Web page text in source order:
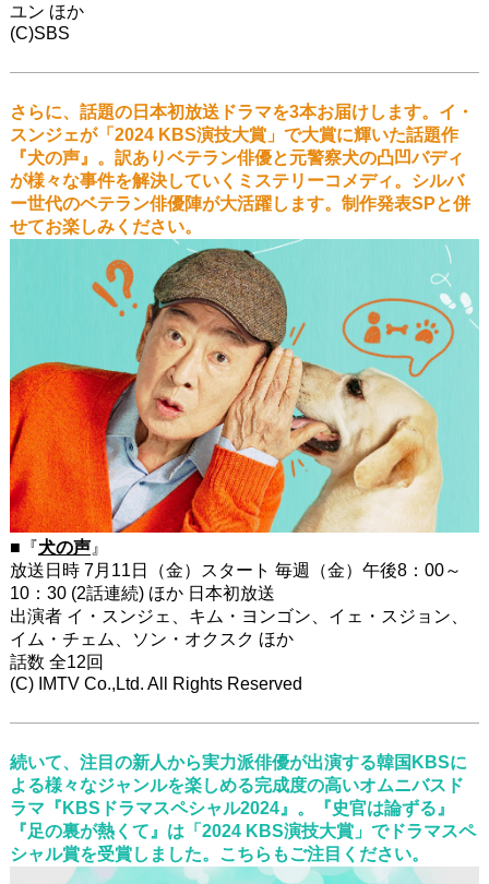
ユン ほか
(C)SBS
さらに、話題の日本初放送ドラマを3本お届けします。イ・
スンジェが「2024 KBS演技大賞」で大賞に輝いた話題作
『犬の声』。訳ありベテラン俳優と元警察犬の凸凹バディ
が様々な事件を解決していくミステリーコメディ。シルバ
ー世代のベテラン俳優陣が大活躍します。制作発表SPと併
せてお楽しみください。
■『犬の声』
放送日時 7月11日（金）スタート 毎週（金）午後8：00～
10：30 (2話連続) ほか 日本初放送
出演者 イ・スンジェ、キム・ヨンゴン、イェ・スジョン、
イム・チェム、ソン・オクスク ほか
話数 全12回
(C) IMTV Co.,Ltd. All Rights Reserved
続いて、注目の新人から実力派俳優が出演する韓国KBSに
よる様々なジャンルを楽しめる完成度の高いオムニバスド
ラマ『KBSドラマスペシャル2024』。『史官は論ずる』
『足の裏が熱くて』は「2024 KBS演技大賞」でドラマスペ
シャル賞を受賞しました。こちらもご注目ください。